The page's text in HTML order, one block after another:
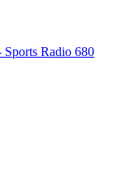
Radio 680